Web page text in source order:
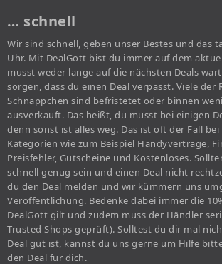
… schnell
Wir sind schnell, geben unser Bestes und das
Uhr. Mit DealGott bist du immer auf dem
musst weder lange auf die nächsten Deals
sorgen, dass du einen Deal verpasst. Viele der
Schnäppchen sind befristetet oder binnen
ausverkauft. Das heißt, du musst bei einigen
denn sonst ist alles weg. Das ist oft der Fall bei
Kategorien wie zum Beispiel Handyverträge,
Preisfehler, Gutscheine und Kostenloses.
schnell genug sein und einen Deal nicht
du den Deal melden und wir kümmern uns
Veröffentlichung. Bedenke dabei immer die
DealGott gilt und zudem muss der Händler
Trusted Shops geprüft). Solltest du dir mal
Deal gut ist, kannst du uns gerne um Hilfe
den Deal für dich.